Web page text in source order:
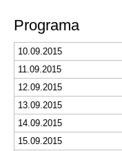
Programa
10.09.2015
11.09.2015
12.09.2015
13.09.2015
14.09.2015
15.09.2015